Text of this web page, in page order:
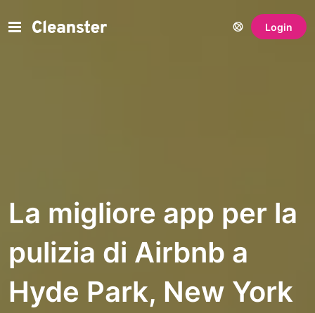
Login
La migliore app per la
pulizia di Airbnb a
Hyde Park, New York